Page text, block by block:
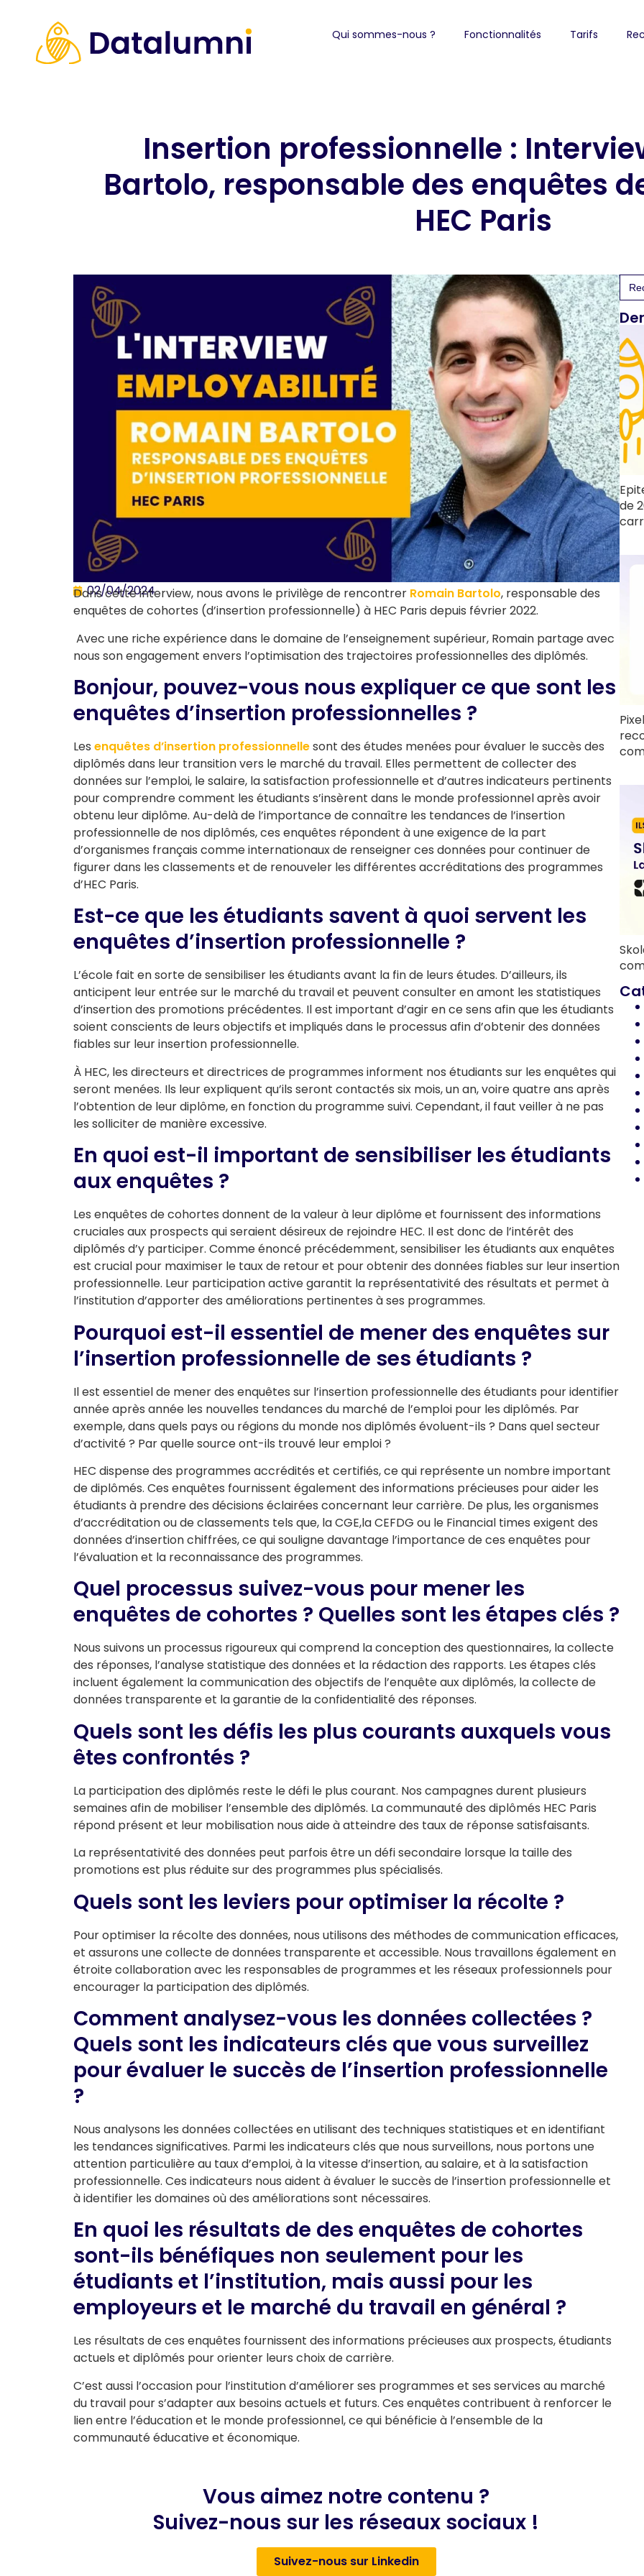
Qui sommes-nous ? Fonctionnalités Tarifs
Insertion professionnelle :
Bartolo, responsable des enquêtes
HEC Paris
02/04/2024
Dans cette interview, nous avons le privilège de rencontrer Romain Bartolo, responsable des
enquêtes de cohortes (d’insertion professionnelle) à HEC Paris depuis février 2022.
Avec une riche expérience dans le domaine de l’enseignement supérieur, Romain partage avec
nous son engagement envers l’optimisation des trajectoires professionnelles des diplômés.
Bonjour, pouvez-vous nous expliquer ce que sont les
enquêtes d’insertion professionnelles ?
Les enquêtes d’insertion professionnellesont des études menées pour évaluer le succès des
diplômés dans leur transition vers le marché du travail. Elles permettent de collecter des
données sur l’emploi, le salaire, la satisfaction professionnelle et d’autres indicateurs pertinents
pour comprendre comment les étudiants s’insèrent dans le monde professionnel après avoir
obtenu leur diplôme. Au-delà de l’importance de connaître les tendances de l’insertion
professionnelle de nos diplômés, ces enquêtes répondent à une exigence de la part
d’organismes français comme internationaux de renseigner ces données pour continuer de
figurer dans les classements et de renouveler les différentes accréditations des programmes
d’HEC Paris.
Est-ce que les étudiants savent à quoi servent les
enquêtes d’insertion professionnelle ?
L’école fait en sorte de sensibiliser les étudiants avant la fin de leurs études. D’ailleurs, ils
anticipent leur entrée sur le marché du travail et peuvent consulter en amont les statistiques
d’insertion des promotions précédentes. Il est important d’agir en ce sens afin que les étudiants
soient conscients de leurs objectifs et impliqués dans le processus afin d’obtenir des données
fiables sur leur insertion professionnelle.
À HEC, les directeurs et directrices de programmes informent nos étudiants sur les enquêtes qui
seront menées. Ils leur expliquent qu’ils seront contactés six mois, un an, voire quatre ans après
l’obtention de leur diplôme, en fonction du programme suivi. Cependant, il faut veiller à ne pas
les solliciter de manière excessive.
En quoi est-il important de sensibiliser les étudiants
aux enquêtes ?
Les enquêtes de cohortes donnent de la valeur à leur diplôme et fournissent des informations
cruciales aux prospects qui seraient désireux de rejoindre HEC. Il est donc de l’intérêt des
diplômés d’y participer. Comme énoncé précédemment, sensibiliser les étudiants aux enquêtes
est crucial pour maximiser le taux de retour et pour obtenir des données fiables sur leur insertion
professionnelle. Leur participation active garantit la représentativité des résultats et permet à
l’institution d’apporter des améliorations pertinentes à ses programmes.
Pourquoi est-il essentiel de mener des enquêtes sur
l’insertion professionnelle de ses étudiants ?
Il est essentiel de mener des enquêtes sur l’insertion professionnelle des étudiants pour identifier
année après année les nouvelles tendances du marché de l’emploi pour les diplômés. Par
exemple, dans quels pays ou régions du monde nos diplômés évoluent-ils ? Dans quel secteur
d’activité ? Par quelle source ont-ils trouvé leur emploi ?
HEC dispense des programmes accrédités et certifiés, ce qui représente un nombre important
de diplômés. Ces enquêtes fournissent également des informations précieuses pour aider les
étudiants à prendre des décisions éclairées concernant leur carrière. De plus, les organismes
d’accréditation ou de classements tels que, la CGE,la CEFDG ou le Financial times exigent des
données d’insertion chiffrées, ce qui souligne davantage l’importance de ces enquêtes pour
l’évaluation et la reconnaissance des programmes.
Quel processus suivez-vous pour mener les
enquêtes de cohortes ? Quelles sont les étapes clés ?
Nous suivons un processus rigoureux qui comprend la conception des questionnaires, la collecte
des réponses, l’analyse statistique des données et la rédaction des rapports. Les étapes clés
incluent également la communication des objectifs de l’enquête aux diplômés, la collecte de
données transparente et la garantie de la confidentialité des réponses.
Quels sont les défis les plus courants auxquels vous
êtes confrontés ?
La participation des diplômés reste le défi le plus courant. Nos campagnes durent plusieurs
semaines afin de mobiliser l’ensemble des diplômés. La communauté des diplômés HEC Paris
répond présent et leur mobilisation nous aide à atteindre des taux de réponse satisfaisants.
La représentativité des données peut parfois être un défi secondaire lorsque la taille des
promotions est plus réduite sur des programmes plus spécialisés.
Quels sont les leviers pour optimiser la récolte ?
Pour optimiser la récolte des données, nous utilisons des méthodes de communication efficaces,
et assurons une collecte de données transparente et accessible. Nous travaillons également en
étroite collaboration avec les responsables de programmes et les réseaux professionnels pour
encourager la participation des diplômés.
Comment analysez-vous les données collectées ?
Quels sont les indicateurs clés que vous surveillez
pour évaluer le succès de l’insertion professionnelle
?
Nous analysons les données collectées en utilisant des techniques statistiques et en identifiant
les tendances significatives. Parmi les indicateurs clés que nous surveillons, nous portons une
attention particulière au taux d’emploi, à la vitesse d’insertion, au salaire, et à la satisfaction
professionnelle. Ces indicateurs nous aident à évaluer le succès de l’insertion professionnelle et
à identifier les domaines où des améliorations sont nécessaires.
En quoi les résultats de des enquêtes de cohortes
sont-ils bénéfiques non seulement pour les
étudiants et l’institution, mais aussi pour les
employeurs et le marché du travail en général ?
Les résultats de ces enquêtes fournissent des informations précieuses aux prospects, étudiants
actuels et diplômés pour orienter leurs choix de carrière.
C’est aussi l’occasion pour l’institution d’améliorer ses programmes et ses services au marché
du travail pour s’adapter aux besoins actuels et futurs. Ces enquêtes contribuent à renforcer le
lien entre l’éducation et le monde professionnel, ce qui bénéficie à l’ensemble de la
communauté éducative et économique.
Vous aimez notre contenu ?
Suivez-nous sur les réseaux sociaux !
Suivez-nous sur Linkedin
for:
de